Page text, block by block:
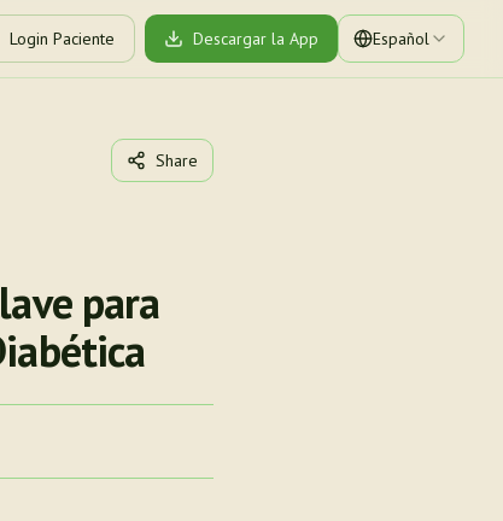
Login Paciente Descargar la App Español
Share
para